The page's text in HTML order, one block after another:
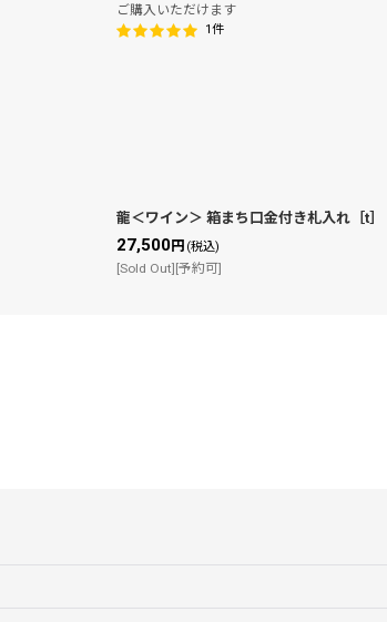
ご購入いただけます
1件
龍＜ワイン＞ 箱まち口金付き札入れ［t］
27,500円 (税込)
[Sold Out][予約可]